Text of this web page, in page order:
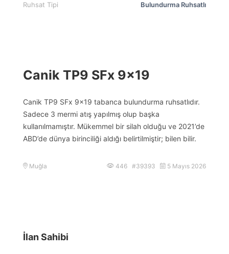
Ruhsat Tipi Bulundurma Ruhsatlı
Canik TP9 SFx 9×19
Canik TP9 SFx 9×19 tabanca bulundurma ruhsatlıdır.
Sadece 3 mermi atış yapılmış olup başka
kullanılmamıştır. Mükemmel bir silah olduğu ve 2021’de
ABD’de dünya birinciliği aldığı belirtilmiştir; bilen bilir.
Muğla 446 #39393 5 Mayıs 2026
İlan Sahibi